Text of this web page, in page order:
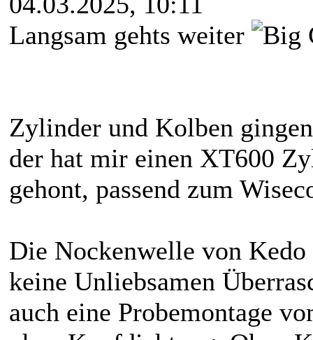
Langsam gehts weiter
Zylinder und Kolben
der hat mir einen XT600
gehont, passend zum
Die Nockenwelle von
keine Unliebsamen
auch eine Probemontage